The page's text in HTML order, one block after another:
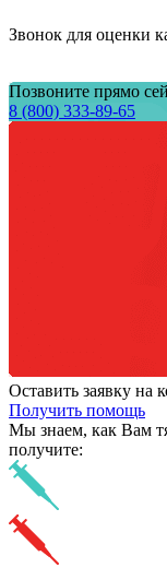
Звонок для оценки
Позвоните прямо
8 (800) 333-89-65
Оставить заявку на
Получить помощь
Мы знаем, как Вам
получите: